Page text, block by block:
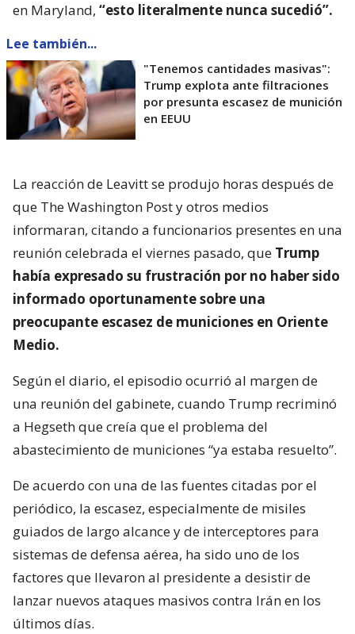
en Maryland, “esto literalmente nunca sucedió”.
Lee también...
"Tenemos cantidades masivas":
Trump explota ante filtraciones
por presunta escasez de munición
en EEUU
La reacción de Leavitt se produjo horas después de
que The Washington Post y otros medios
informaran, citando a funcionarios presentes en una
reunión celebrada el viernes pasado, que Trump
había expresado su frustración por no haber sido
informado oportunamente sobre una
preocupante escasez de municiones en Oriente
Medio.
Según el diario, el episodio ocurrió al margen de
una reunión del gabinete, cuando Trump recriminó
a Hegseth que creía que el problema del
abastecimiento de municiones “ya estaba resuelto”.
De acuerdo con una de las fuentes citadas por el
periódico, la escasez, especialmente de misiles
guiados de largo alcance y de interceptores para
sistemas de defensa aérea, ha sido uno de los
factores que llevaron al presidente a desistir de
lanzar nuevos ataques masivos contra Irán en los
últimos días.